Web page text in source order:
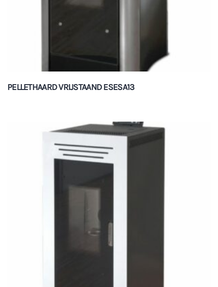
PELLETHAARD VRIJSTAAND ESESA13